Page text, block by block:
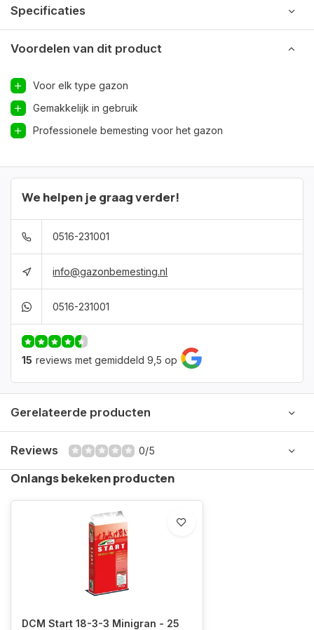
Specificaties
Voordelen van dit product
Voor elk type gazon
Gemakkelijk in gebruik
Professionele bemesting voor het gazon
We helpen je graag verder!
0516-231001
info@gazonbemesting.nl
0516-231001
15 reviews met gemiddeld 9,5 op
Gerelateerde producten
Reviews 0/5
Onlangs bekeken producten
DCM Start 18-3-3 Minigran - 25